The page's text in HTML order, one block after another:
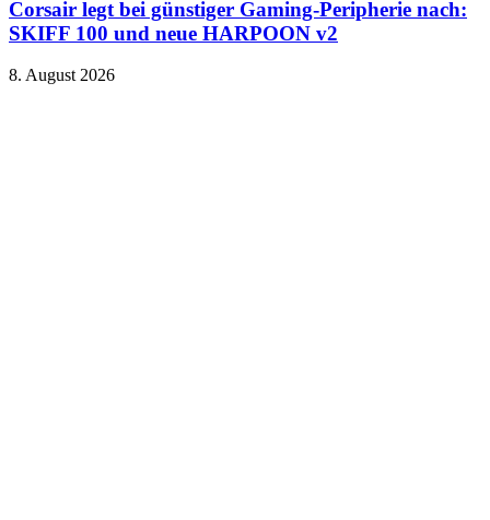
Corsair legt bei günstiger Gaming-Peripherie nach:
SKIFF 100 und neue HARPOON v2
8. August 2026